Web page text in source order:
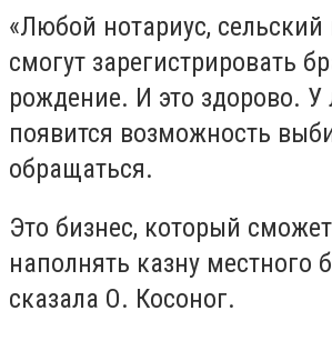
«Любой нотариус, сельский
смогут зарегистрировать
рождение. И это здорово. У
появится возможность
обращаться.
Это бизнес, который
наполнять казну местного
сказала О. Косоног.